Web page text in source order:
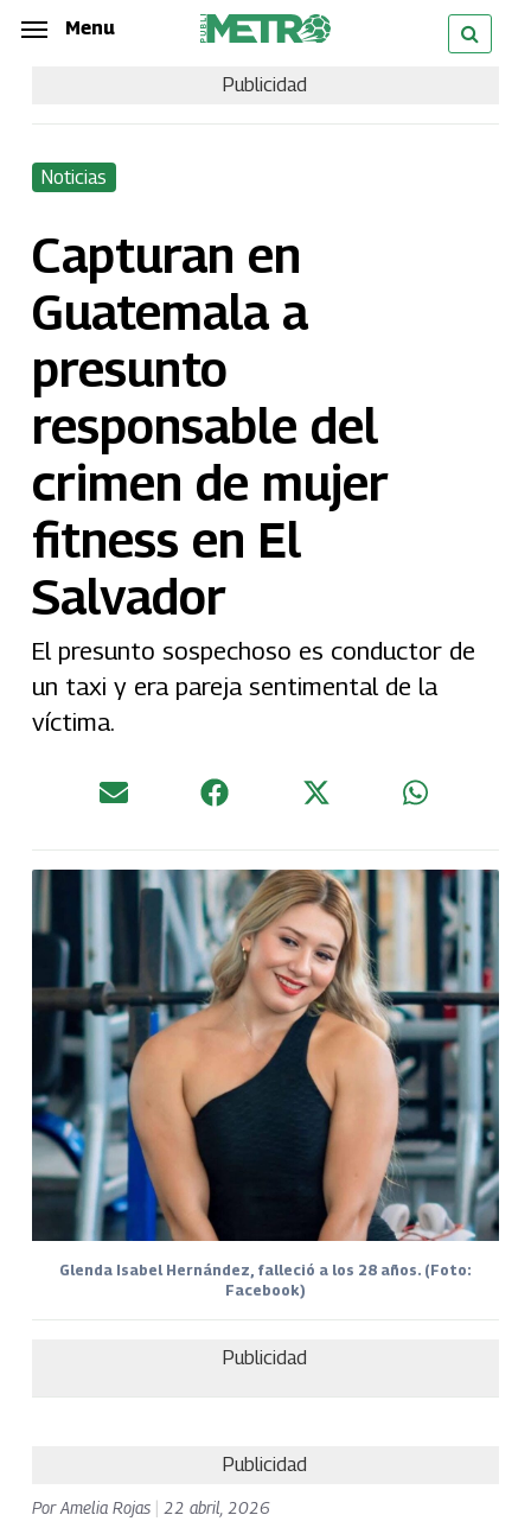
Skip
content
Menu
Publicidad
Noticias
Capturan en
Guatemala a
presunto
responsable del
crimen de mujer
fitness en El
Salvador
El presunto sospechoso es conductor de
un taxi y era pareja sentimental de la
víctima.
Glenda Isabel Hernández, falleció a los 28 años. (Foto:
Facebook)
Publicidad
Publicidad
PorAmelia Rojas 22 abril, 2026
Menu